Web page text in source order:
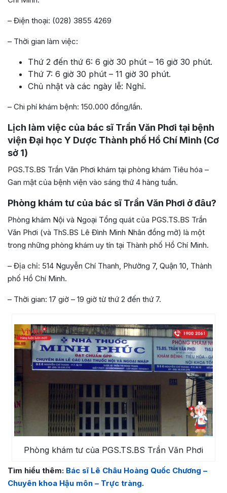
– Điện thoại: (028) 3855 4269
– Thời gian làm việc:
Thứ 2 đến thứ 6: 6 giờ 30 phút – 16 giờ 30 phút.
Thứ 7: 6 giờ 30 phút – 11 giờ 30 phút.
Chủ nhật và các ngày lễ: Nghỉ.
– Chi phí khám bệnh: 150.000 đồng/lần.
Lịch làm việc của bác sĩ Trần Văn Phơi tại bệnh
viện Đại học Y Dược Thành phố Hồ Chí Minh (Cơ
sở 1)
PGS.TS.BS Trần Văn Phơi khám tại phòng khám Tiêu hóa –
Gan mật của bệnh viện vào sáng thứ 4 hàng tuần.
Phòng khám tư của bác sĩ Trần Văn Phơi ở đâu?
Phòng khám Nội và Ngoại Tổng quát của PGS.TS.BS Trần
Văn Phơi (và ThS.BS Lê Đình Minh Nhân đồng mở) là một
trong những phòng khám uy tín tại Thành phố Hồ Chí Minh.
– Địa chỉ: 514 Nguyễn Chí Thanh, Phường 7, Quận 10, Thành
phố Hồ Chí Minh.
– Thời gian: 17 giờ – 19 giờ từ thứ 2 đến thứ 7.
Phòng khám tư của PGS.TS.BS Trần Văn Phơi
Tìm hiểu thêm: Bác sĩ Lê Châu Hoàng Quốc Chương –
Chuyên khoa Hậu môn – Trực tràng.